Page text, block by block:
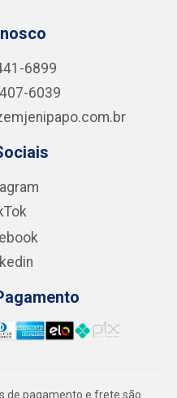
6899
6039
de pagamento e frete são